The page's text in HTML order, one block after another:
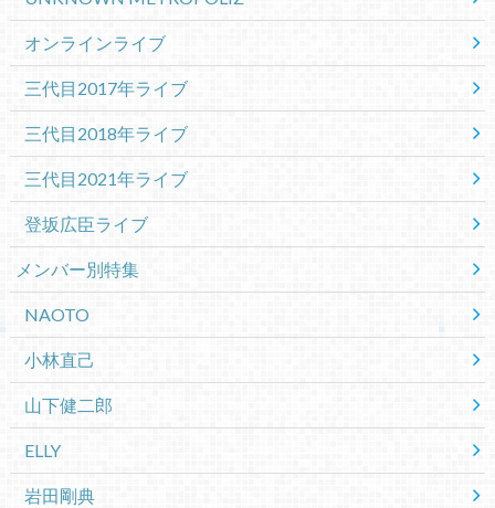
オンラインライブ
三代目2017年ライブ
三代目2018年ライブ
三代目2021年ライブ
登坂広臣ライブ
メンバー別特集
NAOTO
小林直己
山下健二郎
ELLY
岩田剛典